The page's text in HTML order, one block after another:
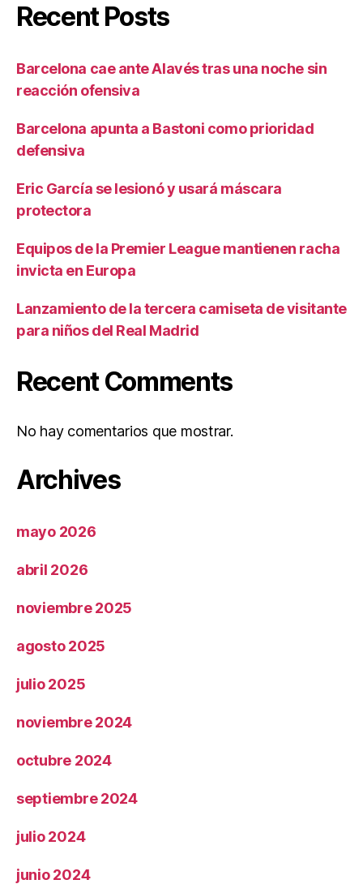
Recent Posts
Barcelona cae ante Alavés tras una noche sin
reacción ofensiva
Barcelona apunta a Bastoni como prioridad
defensiva
Eric García se lesionó y usará máscara
protectora
Equipos de la Premier League mantienen racha
invicta en Europa
Lanzamiento de la tercera camiseta de visitante
para niños del Real Madrid
Recent Comments
No hay comentarios que mostrar.
Archives
mayo 2026
abril 2026
noviembre 2025
agosto 2025
julio 2025
noviembre 2024
octubre 2024
septiembre 2024
julio 2024
junio 2024